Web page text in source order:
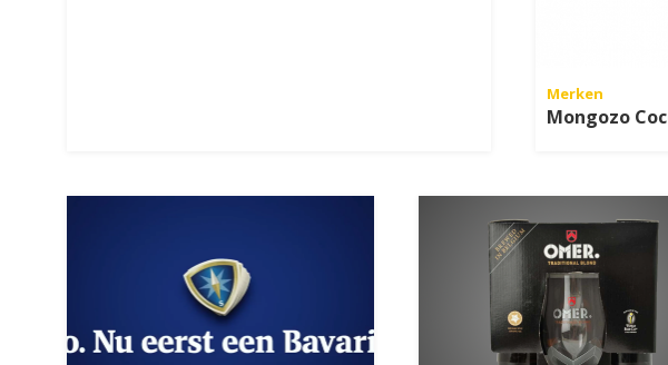
Merken
Mongozo